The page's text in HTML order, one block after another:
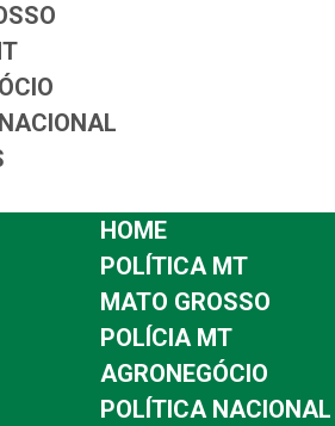
HOME
POLÍTICA MT
MATO GROSSO
POLÍCIA MT
AGRONEGÓCIO
POLÍTICA NACIONAL